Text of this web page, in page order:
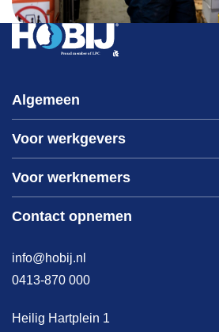
Algemeen
Home
Werken bij HOBIJ
Voor werkgevers
Nieuws
Academy
Voor werknemers
Vacaturepagina
Werken en wonen
Kennis en inspiratie
Contact opnemen
info@hobij.nl
0413-870 000
Heilig Hartplein 1